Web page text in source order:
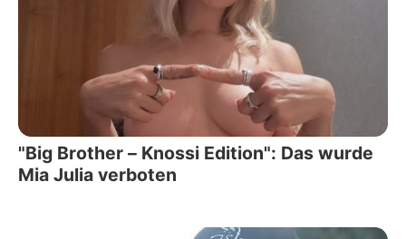
"Big Brother – Knossi Edition": Das wurde
Mia Julia verboten